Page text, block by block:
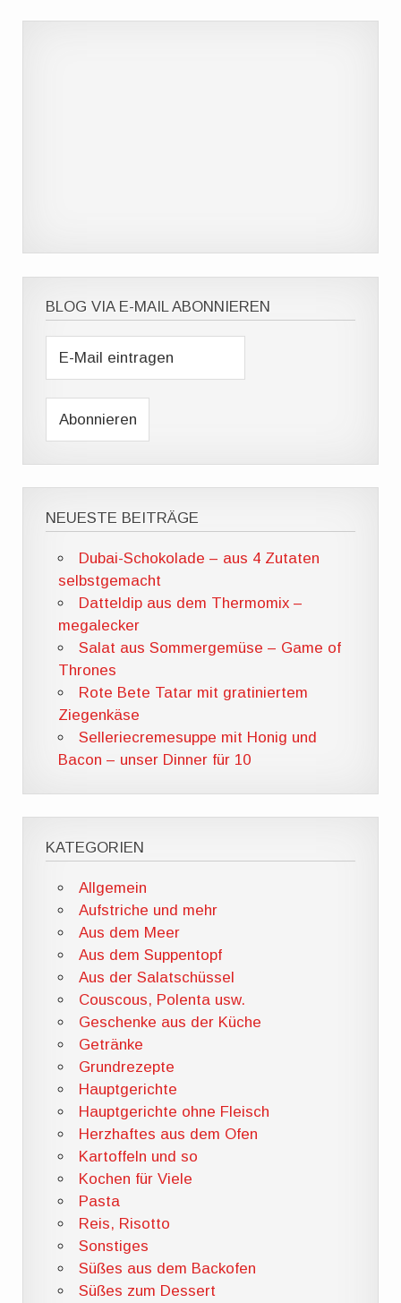
BLOG VIA E-MAIL ABONNIEREN
NEUESTE BEITRÄGE
Dubai-Schokolade – aus 4 Zutaten
selbstgemacht
Datteldip aus dem Thermomix –
megalecker
Salat aus Sommergemüse – Game of
Thrones
Rote Bete Tatar mit gratiniertem
Ziegenkäse
Selleriecremesuppe mit Honig und
Bacon – unser Dinner für 10
KATEGORIEN
Allgemein
Aufstriche und mehr
Aus dem Meer
Aus dem Suppentopf
Aus der Salatschüssel
Couscous, Polenta usw.
Geschenke aus der Küche
Getränke
Grundrezepte
Hauptgerichte
Hauptgerichte ohne Fleisch
Herzhaftes aus dem Ofen
Kartoffeln und so
Kochen für Viele
Pasta
Reis, Risotto
Sonstiges
Süßes aus dem Backofen
Süßes zum Dessert